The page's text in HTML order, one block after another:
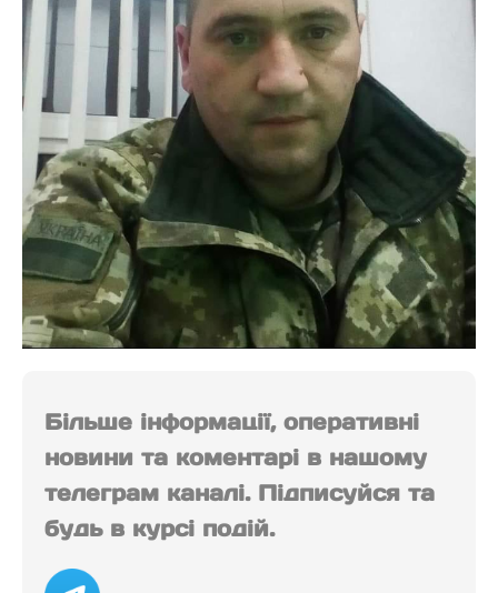
Більше інформації, оперативні
новини та коментарі в нашому
телеграм каналі. Підписуйся та
будь в курсі подій.